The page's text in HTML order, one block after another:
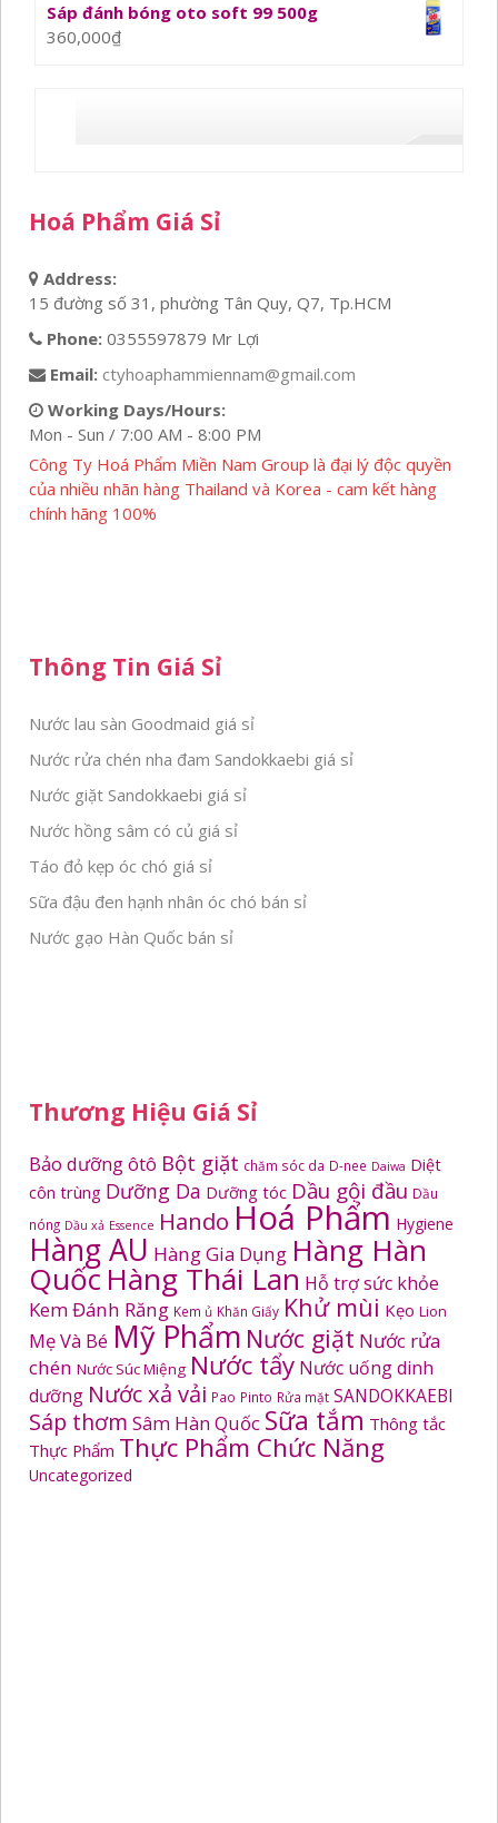
Sáp đánh bóng oto soft 99 500g
360,000₫
Hoá Phẩm Giá Sỉ
Address:
15 đường số 31, phường Tân Quy, Q7, Tp.HCM
Phone: 0355597879 Mr Lợi
Email: ctyhoaphammiennam@gmail.com
Working Days/Hours:
Mon - Sun / 7:00 AM - 8:00 PM
Công Ty Hoá Phẩm Miền Nam Group là đại lý độc quyền
của nhiều nhãn hàng Thailand và Korea - cam kết hàng
chính hãng 100%
Thông Tin Giá Sỉ
Nước lau sàn Goodmaid giá sỉ
Nước rửa chén nha đam Sandokkaebi giá sỉ
Nước giặt Sandokkaebi giá sỉ
Nước hồng sâm có củ giá sỉ
Táo đỏ kẹp óc chó giá sỉ
Sữa đậu đen hạnh nhân óc chó bán sỉ
Nước gạo Hàn Quốc bán sỉ
Thương Hiệu Giá Sỉ
Bảo dưỡng ôtô Bột giặt chăm sóc da D-nee Daiwa Diệt
côn trùng Dưỡng Da Dưỡng tóc Dầu gội đầu Dầu
nóng Dầu xả Essence Hando Hoá Phẩm Hygiene
Hàng AU Hàng Gia Dụng Hàng Hàn
Quốc Hàng Thái Lan Hỗ trợ sức khỏe
Kem Đánh Răng Kem ủ Khăn Giấy Khử mùi Kẹo Lion
Mẹ Và Bé Mỹ Phẩm Nước giặt Nước rửa
chén Nước Súc Miệng Nước tẩy Nước uống dinh
dưỡng Nước xả vải Pao Pinto Rửa mặt SANDOKKAEBI
Sáp thơm Sâm Hàn Quốc Sữa tắm Thông tắc
Thực Phẩm Thực Phẩm Chức Năng
Uncategorized